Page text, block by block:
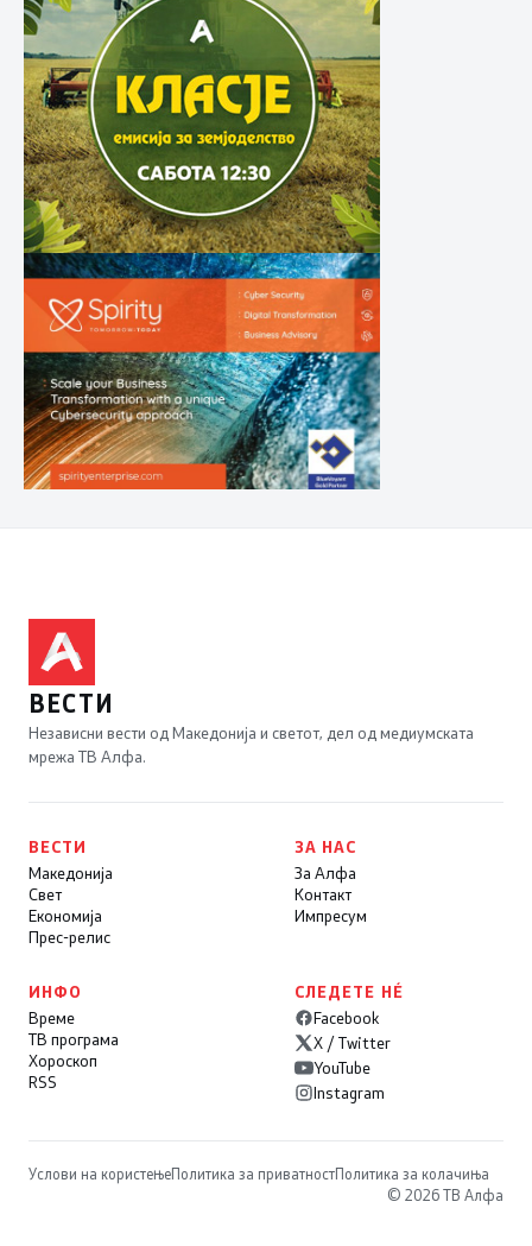
ВЕСТИ
Независни вести од Македонија и светот, дел од медиумската
мрежа ТВ Алфа.
ВЕСТИ
Македонија
Свет
Економија
Прес-релис
ЗА НАС
За Алфа
Контакт
Импресум
ИНФО
Време
ТВ програма
Хороскоп
RSS
СЛЕДЕТЕ НÉ
Facebook
X / Twitter
YouTube
Instagram
Услови на користењеПолитика за приватностПолитика за колачиња
© 2026 ТВ Алфа